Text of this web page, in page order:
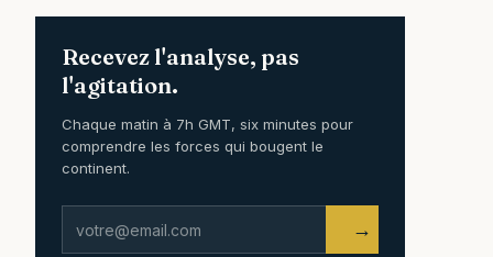
Recevez l'analyse, pas
l'agitation.
Chaque matin à 7h GMT, six minutes pour
comprendre les forces qui bougent le
continent.
→